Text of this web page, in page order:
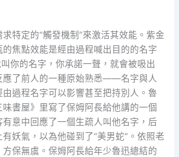
特定的“觸發機制”來激活其效能。紫金
焦點效能是經由過程喊出目的的名字
你的名字，你承諾一聲，就會被吸出
應了前人的一種原始熟悉——名字與人
過程名字可以影響甚至把持別人。魯
書屋》里寫了保姆阿長給他講的一個
意中回應了一個生疏人叫他名字，后
妖氣，以為他碰到了“美男蛇”。依照老
保無虞。保姆阿長給年少魯迅總結的